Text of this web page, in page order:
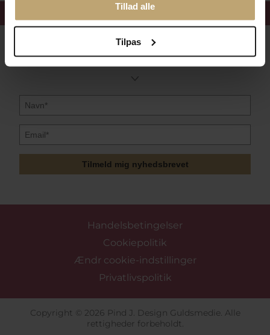
Tillad alle
Tilpas
velkomstrabat
Følg med i vores nyhedsbrev
Tilmeld mig nyhedsbrevet
Handelsbetingelser
Cookiepolitik
Ændr cookie-indstillinger
Privatlivspolitik
Copyright © 2026 Pind J. Design Guldsmedie. Alle
rettigheder forbeholdt.